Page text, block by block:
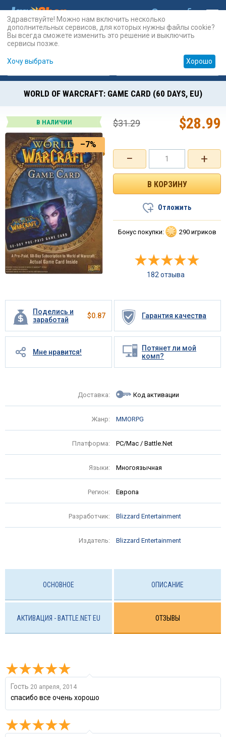
Карты Prepaid
WORLD OF WARCRAFT: GAME CARD (60 DAYS, EU)
В НАЛИЧИИ
–7%
Поделись и
заработай
$0.87 Гарантия качества
Мне нравится!
Потянет ли мой
комп?
Доставка: Код активации
Жанр: MMORPG
Платформа: PC/Mac / Battle.Net
Языки: Многоязычная
Регион: Европа
Разработчик: Blizzard Entertainment
Издатель: Blizzard Entertainment
+
−
$28.99
$31.29
Отложить
Бонус покупки: 290 игриков
182 отзыва
ОСНОВНОЕ ОПИСАНИЕ
АКТИВАЦИЯ - BATTLE.NET EU ОТЗЫВЫ
Гость 20 апреля, 2014
спасибо все очень хорошо
Здравствуйте! Можно нам включить несколько
дополнительных сервисов, для которых нужны файлы cookie?
Вы всегда сможете изменить это решение и выключить
сервисы позже.
Хочу выбрать Хорошо